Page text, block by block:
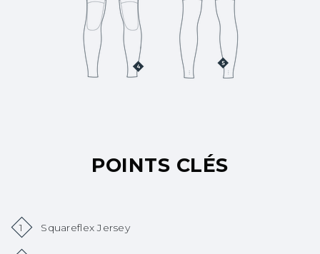
POINTS CLÉS
1 Squareflex Jersey